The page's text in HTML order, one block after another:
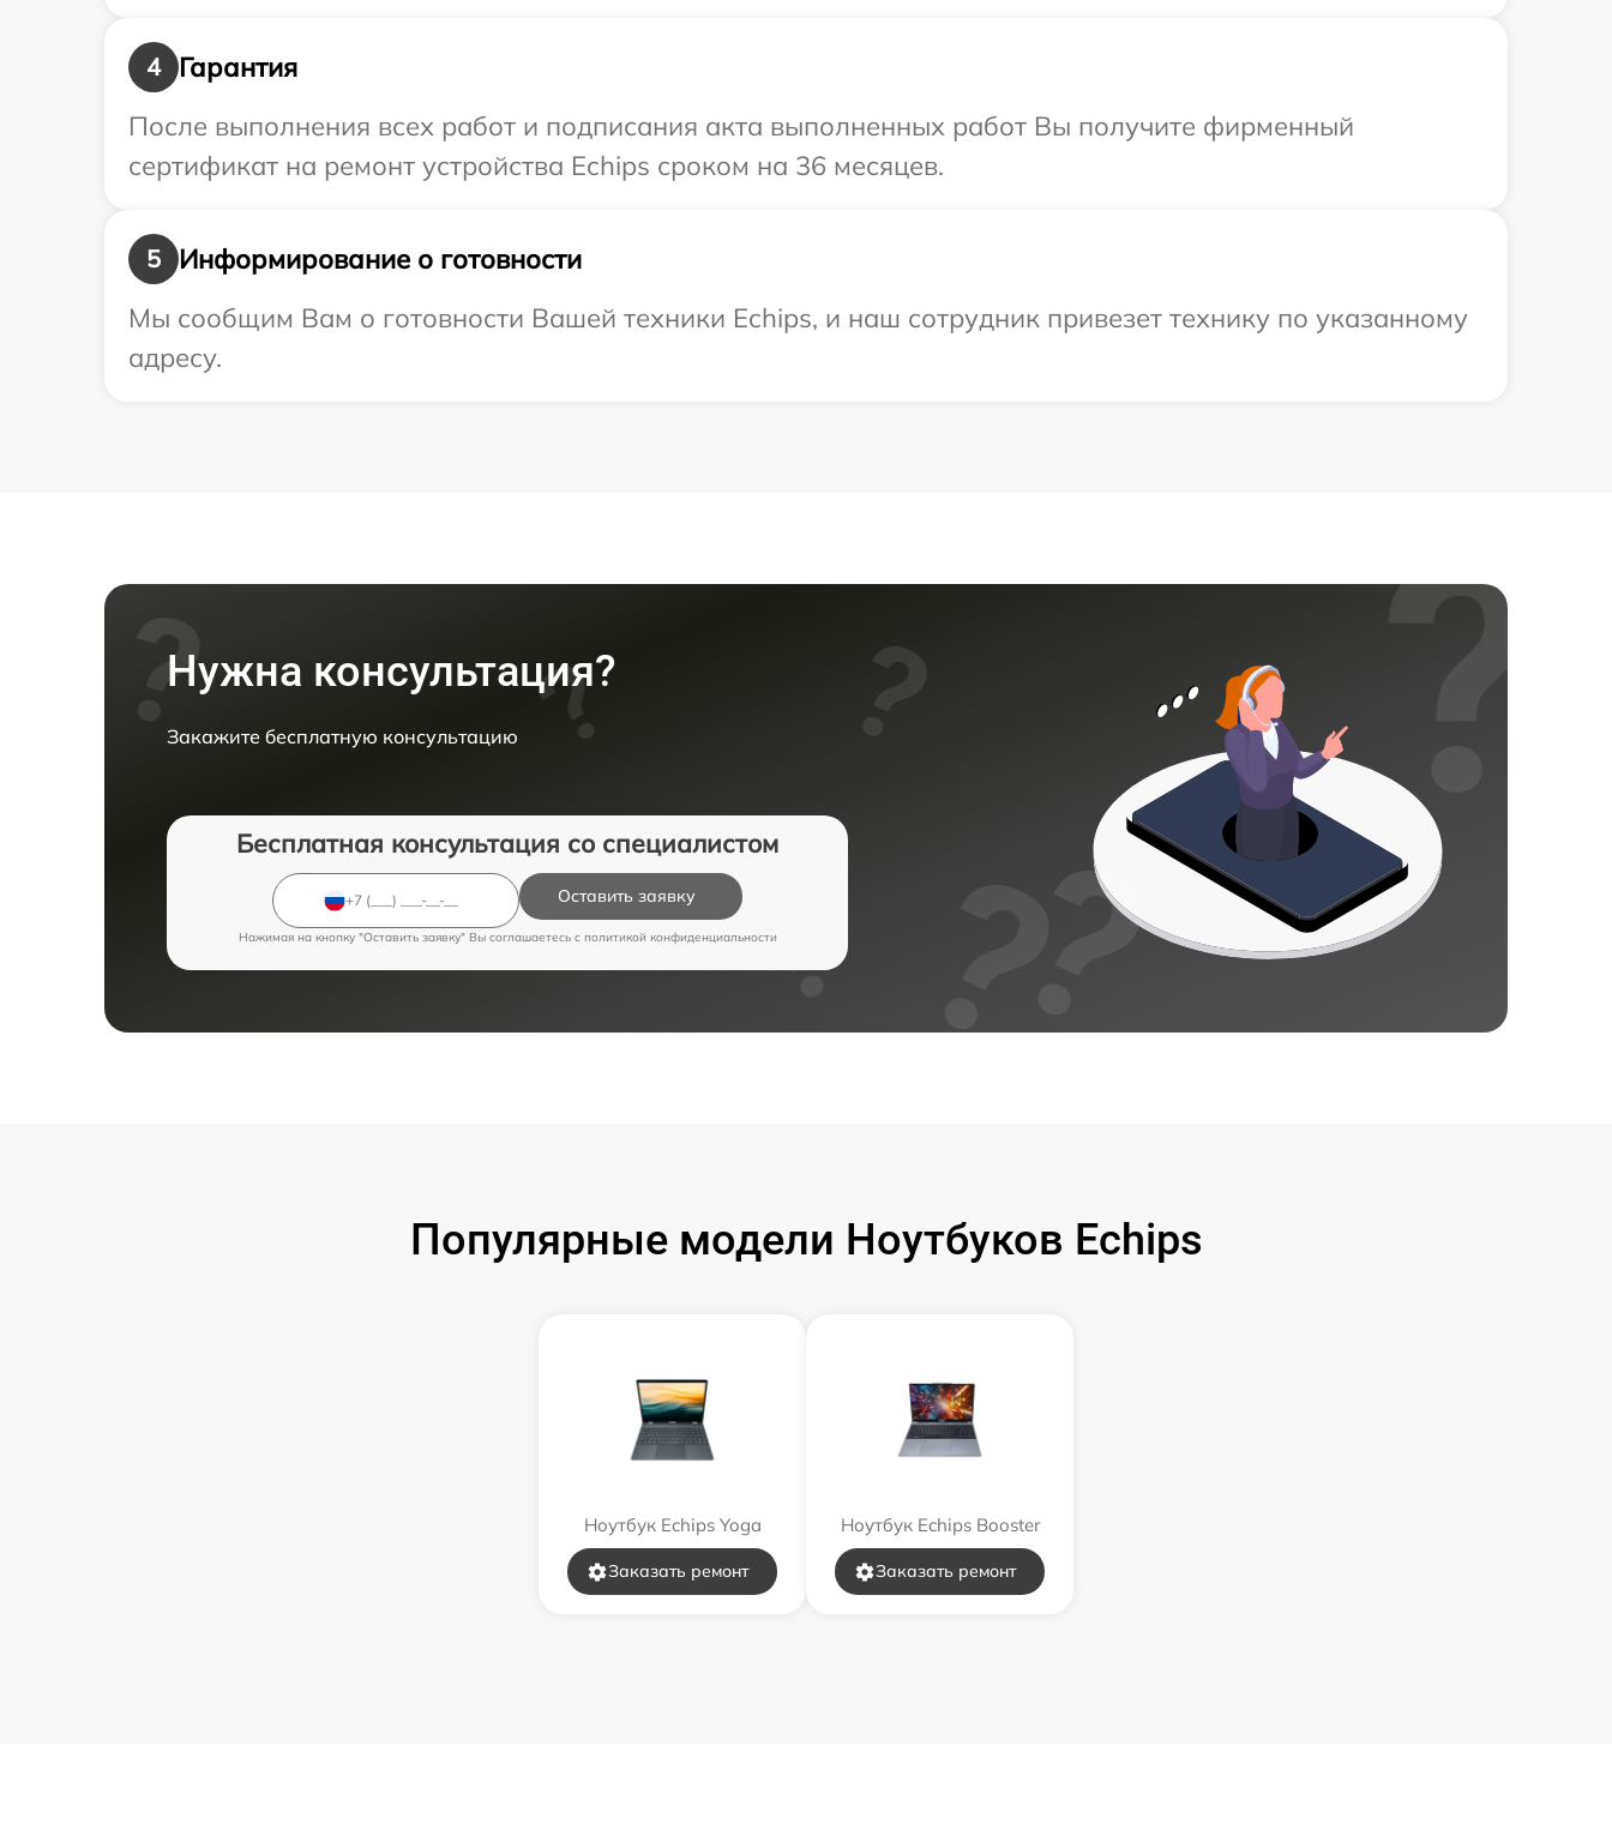
4
Гарантия
После выполнения всех работ и подписания акта выполненных работ Вы получите фирменный
сертификат на ремонт устройства Echips сроком на 36 месяцев.
5
Информирование о готовности
Мы сообщим Вам о готовности Вашей техники Echips, и наш сотрудник привезет технику по указанному
адресу.
Нужна консультация?
Закажите бесплатную консультацию
Бесплатная консультация со специалистом
Оставить заявку
Нажимая на кнопку "Оставить заявку" Вы соглашаетесь c политикой конфиденциальности
Популярные модели Ноутбуков Echips
Ноутбук Echips Yoga
Заказать ремонт
Ноутбук Echips Booster
Заказать ремонт